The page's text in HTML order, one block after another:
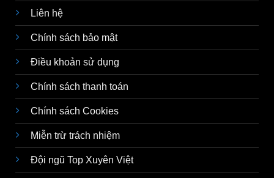
Liên hệ
Chính sách bảo mật
Điều khoản sử dụng
Chính sách thanh toán
Chính sách Cookies
Miễn trừ trách nhiệm
Đội ngũ Top Xuyên Việt